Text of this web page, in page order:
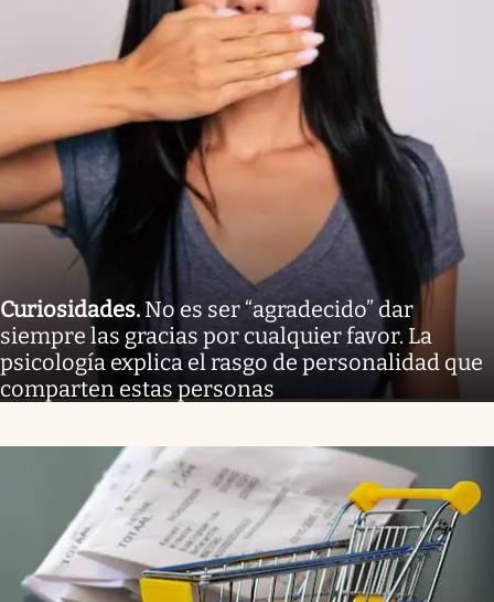
Curiosidades. No es ser “agradecido” dar
siempre las gracias por cualquier favor. La
psicología explica el rasgo de personalidad que
comparten estas personas